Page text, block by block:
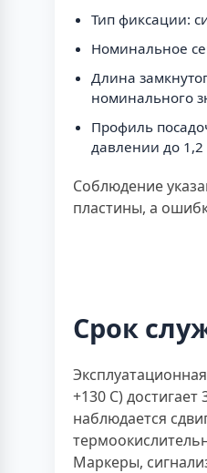
Тип фиксации:
Номинальное
Длина
номинального
Профиль
давлении до
Соблюдение
пластины, а
Срок
+130 С)
наблюдается
Маркеры,